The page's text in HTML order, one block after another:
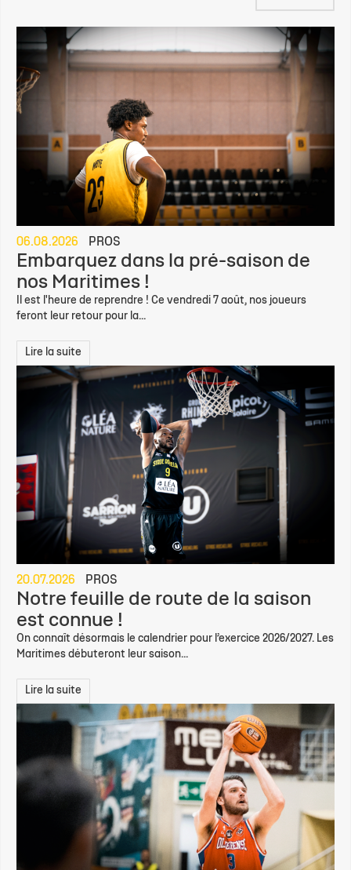
06.08.2026 PROS
Embarquez dans la pré-saison de
nos Maritimes !
Il est l'heure de reprendre ! Ce vendredi 7 août, nos joueurs
feront leur retour pour la...
Lire la suite
20.07.2026 PROS
Notre feuille de route de la saison
est connue !
On connaît désormais le calendrier pour l’exercice 2026/2027. Les
Maritimes débuteront leur saison...
Lire la suite